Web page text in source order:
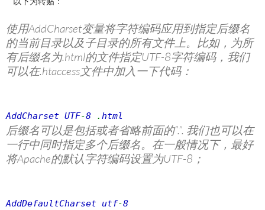
使用AddCharset变量将字符编码应用到指定后缀名
的当前目录以及子目录的所有文件上。比如，为所
有后缀名为.html的文件指定UTF-8字符编码，我们
可以在.htaccess文件中加入一下代码：
AddCharset UTF-8 . html
后缀名可以是包括或者省略前面的”.”. 我们也可以在
一行中同时指定多个后缀名。在一般情况下，最好
将Apache的默认字符编码设置为UTF-8；
AddDefaultCharset utf-8